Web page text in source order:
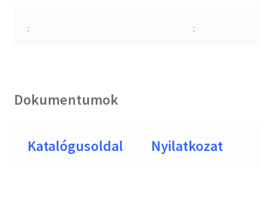
: :
Dokumentumok
Katalógusoldal Nyilatkozat